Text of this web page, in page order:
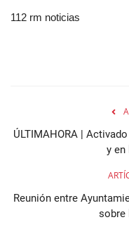
112 rm noticias
ÚLTIMAHORA |
y en
Reunión entre
sobre